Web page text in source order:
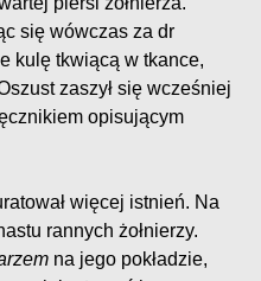
się wówczas za dr
kulę tkwiącą w tkance,
zaszył się wcześniej
opisującym
więcej istnień. Na
rannych żołnierzy.
na jego pokładzie,